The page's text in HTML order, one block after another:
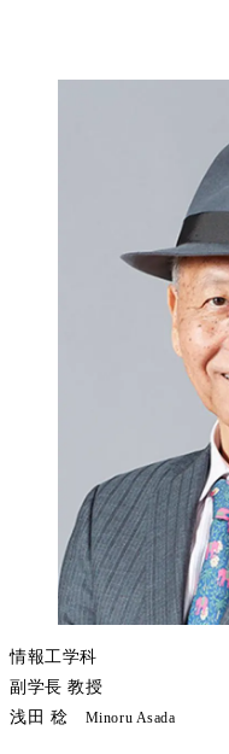
情報工学科
副学長 教授
浅田 稔 Minoru Asada